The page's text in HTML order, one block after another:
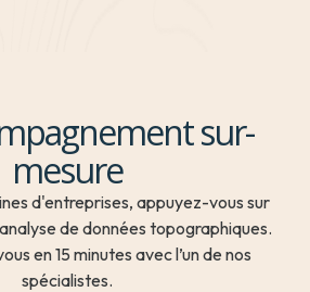
sur-
mesure
d'entreprises, appuyez-vous sur
de données topographiques.
en 15 minutes avec l’un de nos
spécialistes.